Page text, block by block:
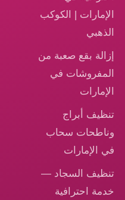
الإمارات | الكوكب
الذهبي
إزالة بقع صعبة من
المفروشات في
الإمارات
تنظيف أبراج
وناطحات سحاب
في الإمارات
تنظيف السجاد —
خدمة احترافية